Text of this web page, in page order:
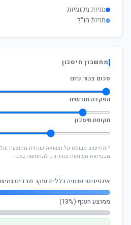
מניות מקומיות
מניות חו"ל
מחשבון חיסכון
סכום צבור כיום
הפקדה חודשית
תקופת חיסכון
מבטיחות תשואות עתידיות. להמחשה בלבד.
אינפיניטי פנסיה כללית עוקב מדדים גמיש
ממוצע הענף (13%)